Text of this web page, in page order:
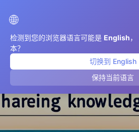
🌐
检测到您的浏览器语言可能是 English
本？
切换到 English
保持当前语言
卡尼曼双系统